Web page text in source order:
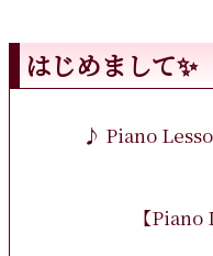
はじめまして✨
♪ Piano
【